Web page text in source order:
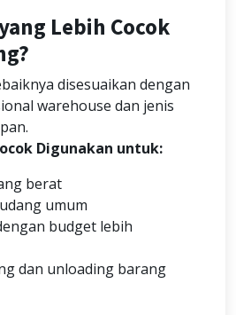
Lebih Cocok
disesuaikan dengan
warehouse dan jenis
Digunakan untuk:
berat
umum
budget lebih
dan unloading barang